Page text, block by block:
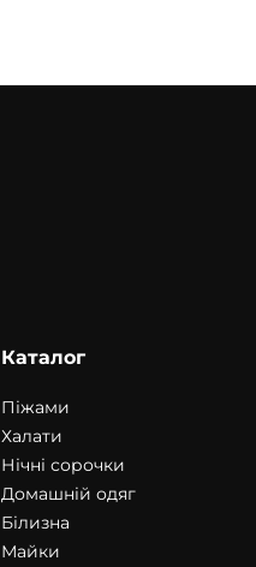
Каталог
Піжами
Халати
Нічні сорочки
Домашній одяг
Білизна
Майки